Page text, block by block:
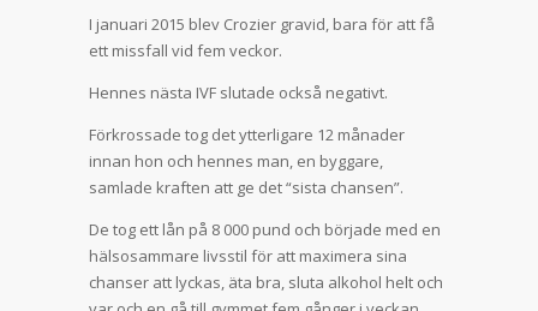
I januari 2015 blev Crozier gravid, bara för att få
ett missfall vid fem veckor.
Hennes nästa IVF slutade också negativt.
Förkrossade tog det ytterligare 12 månader
innan hon och hennes man, en byggare,
samlade kraften att ge det “sista chansen”.
De tog ett lån på 8 000 pund och började med en
hälsosammare livsstil för att maximera sina
chanser att lyckas, äta bra, sluta alkohol helt och